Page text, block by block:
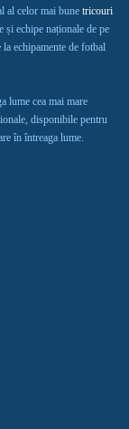
al celor mai bune tricouri
și echipe naționale de pe
echipamente de fotbal
lume cea mai mare
disponibile pentru
în întreaga lume.